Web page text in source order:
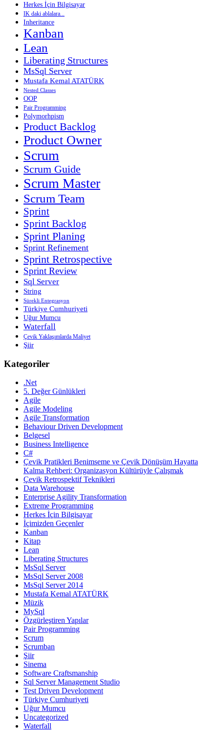
Herkes İçin Bilgisayar
IK daki ablalara...
Inheritance
Kanban
Lean
Liberating Structures
MsSql Server
Mustafa Kemal ATATÜRK
Nested Classes
OOP
Pair Programming
Polymorhpism
Product Backlog
Product Owner
Scrum
Scrum Guide
Scrum Master
Scrum Team
Sprint
Sprint Backlog
Sprint Planing
Sprint Refinement
Sprint Retrospective
Sprint Review
Sql Server
String
Sürekli Entegrasyon
Türkiye Cumhuriyeti
Uğur Mumcu
Waterfall
Çevik Yaklaşımlarda Maliyet
Şiir
Kategoriler
.Net
5. Değer Günlükleri
Agile
Agile Modeling
Agile Transformation
Behaviour Driven Development
Belgesel
Business Intelligence
C#
Çevik Pratikleri Benimseme ve Çevik Dönüşüm Hayatta
Kalma Rehberi: Organizasyon Kültürüyle Çalışmak
Çevik Retrospektif Teknikleri
Data Warehouse
Enterprise Agility Transformation
Extreme Programming
Herkes İçin Bilgisayar
İçimizden Geçenler
Kanban
Kitap
Lean
Liberating Structures
MsSql Server
MsSql Server 2008
MsSql Server 2014
Mustafa Kemal ATATÜRK
Müzik
MySql
Özgürleştiren Yapılar
Pair Programming
Scrum
Scrumban
Şiir
Sinema
Software Craftsmanship
Sql Server Management Studio
Test Driven Development
Türkiye Cumhuriyeti
Uğur Mumcu
Uncategorized
Waterfall